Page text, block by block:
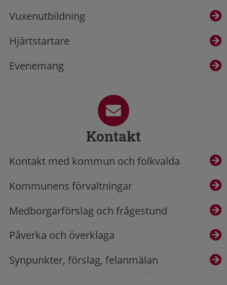
Vuxenutbildning
Hjärtstartare
Evenemang
Kontakt
Kontakt med kommun och folkvalda
Kommunens förvaltningar
Medborgarförslag och frågestund
Påverka och överklaga
Synpunkter, förslag, felanmälan